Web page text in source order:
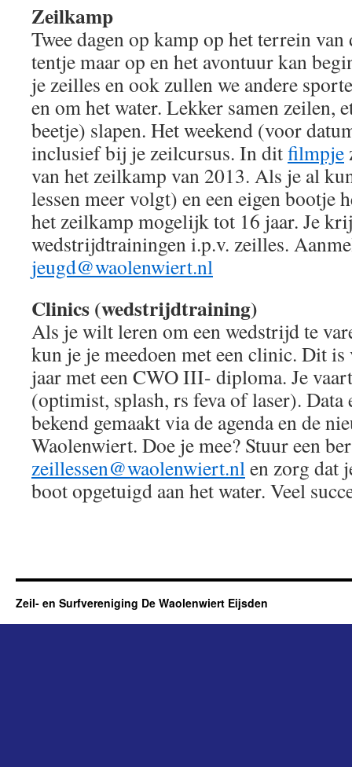
Zeilkamp
Twee dagen op kamp op het terrein
tentje maar op en het avontuur kan
je zeilles en ook zullen we andere
en om het water. Lekker samen zeilen,
beetje) slapen. Het weekend (voor
inclusief bij je zeilcursus. In ditfilmpje
van het zeilkamp van 2013. Als je al
lessen meer volgt) en een eigen bootje
het zeilkamp mogelijk tot 16 jaar. Je
wedstrijdtrainingen i.p.v. zeilles.
jeugd@waolenwiert.nl
Clinics (wedstrijdtraining)
Als je wilt leren om een wedstrijd te
kun je je meedoen met een clinic. Dit
jaar met een CWO III- diploma. Je
(optimist, splash, rs feva of laser).
bekend gemaakt via de agenda en de
Waolenwiert. Doe je mee? Stuur een
zeillessen@waolenwiert.nlen zorg dat
boot opgetuigd aan het water. Veel
Zeil- en Surfvereniging De Waolenwiert Eijsden